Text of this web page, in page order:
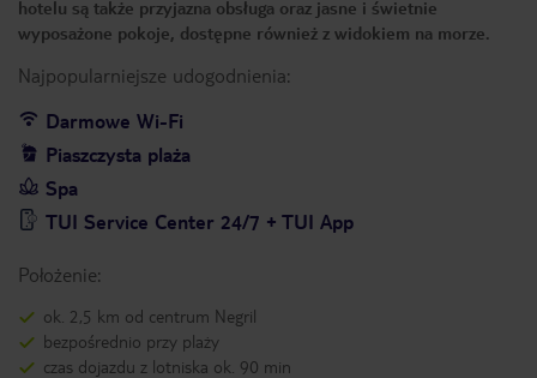
hotelu są także przyjazna obsługa oraz jasne i świetnie
wyposażone pokoje, dostępne również z widokiem na morze.
Najpopularniejsze udogodnienia:
Darmowe Wi-Fi
Piaszczysta plaża
Spa
TUI Service Center 24/7 + TUI App
Położenie:
ok. 2,5 km od centrum Negril
bezpośrednio przy plaży
czas dojazdu z lotniska ok. 90 min